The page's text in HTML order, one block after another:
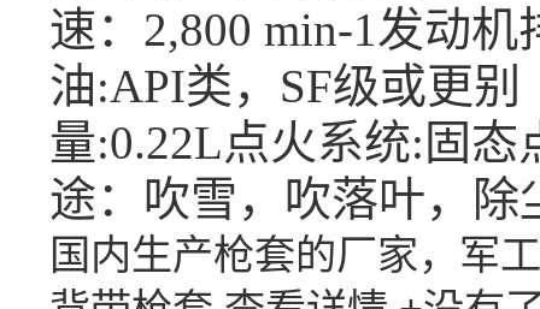
速：2,800 min-1发动机
油:API类，SF级或更
量:0.22L点火系统:固态
途：吹雪，吹落叶，除
国内生产枪套的厂家，军